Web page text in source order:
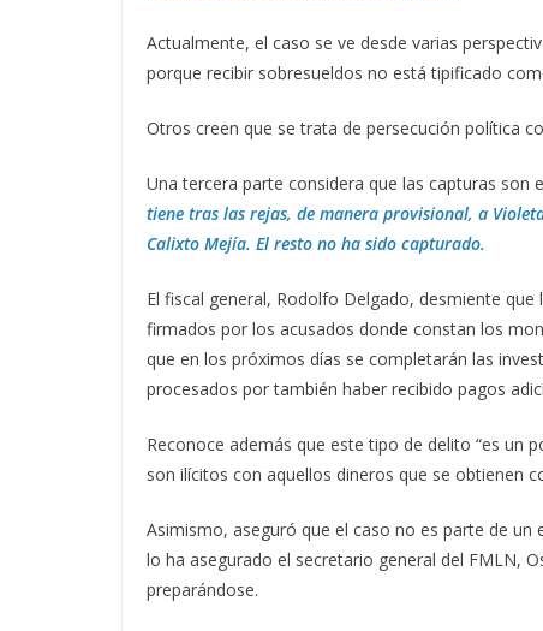
Actualmente, el caso se ve desde varias
porque recibir sobresueldos no está tipificado
Otros creen que se trata de persecución política
Una tercera parte considera que las capturas
tiene tras las rejas, de manera provisional, a
Calixto Mejía. El resto no ha sido capturado.
El fiscal general, Rodolfo Delgado, desmiente
firmados por los acusados donde constan los
que en los próximos días se completarán las
procesados por también haber recibido pagos
Reconoce además que este tipo de delito “es un
son ilícitos con aquellos dineros que se obtienen
Asimismo, aseguró que el caso no es parte de
lo ha asegurado el secretario general del FMLN,
preparándose.